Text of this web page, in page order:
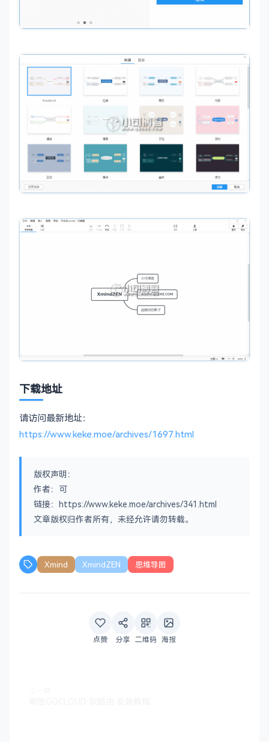
下载地址
请访问最新地址：
https://www.keke.moe/archives/1697.html
版权声明：
作者：可
链接：https://www.keke.moe/archives/341.html
文章版权归作者所有，未经允许请勿转载。
Xmind XmindZEN 思维导图
点赞 分享 二维码 海报